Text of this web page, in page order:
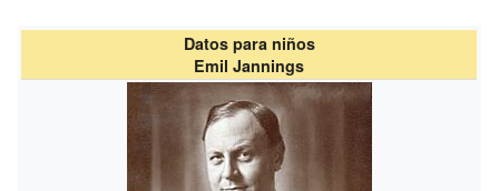
Datos para niños
Emil Jannings